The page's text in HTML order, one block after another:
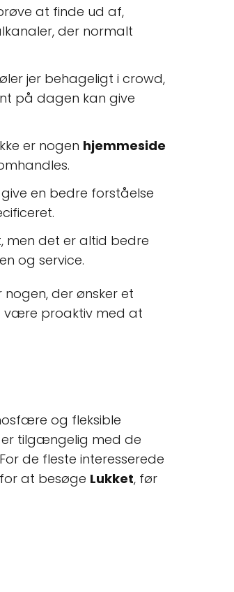
at finde ud af,
der normalt
jer behageligt i crowd,
på dagen kan give
er nogen hjemmeside
en bedre forståelse
men det er altid bedre
og service.
der ønsker et
være proaktiv med at
og fleksible
tilgængelig med de
de fleste interesserede
at besøge Lukket, før